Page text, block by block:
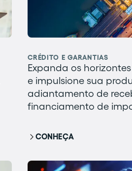
CRÉDITO E GARANTIAS
Expanda os
e impulsione sua
adiantamento de
financiamento de
CONHEÇA